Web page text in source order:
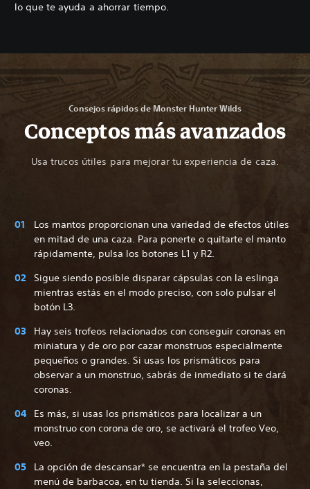
lo que te ayuda a ahorrar tiempo.
Consejos rápidos de Monster Hunter Wilds
Conceptos más avanzados
Usa trucos útiles para mejorar tu experiencia de caza.
Los mantos proporcionan una variedad de efectos útiles
en mitad de una caza. Para ponerte o quitarte el manto
rápidamente, pulsa los botones L1 y R2.
Sigue siendo posible disparar cápsulas con la eslinga
mientras estás en el modo preciso, con solo pulsar el
botón L3.
Hay seis trofeos relacionados con conseguir coronas en
miniatura y de oro por cazar monstruos especialmente
pequeños o grandes. Si usas los prismáticos para
observar a un monstruo, sabrás de inmediato si te dará
coronas.
Es más, si usas los prismáticos para localizar a un
monstruo con corona de oro, se activará el trofeo Veo,
veo.
La opción de descansar* se encuentra en la pestaña del
menú de barbacoa, en tu tienda. Si la seleccionas,